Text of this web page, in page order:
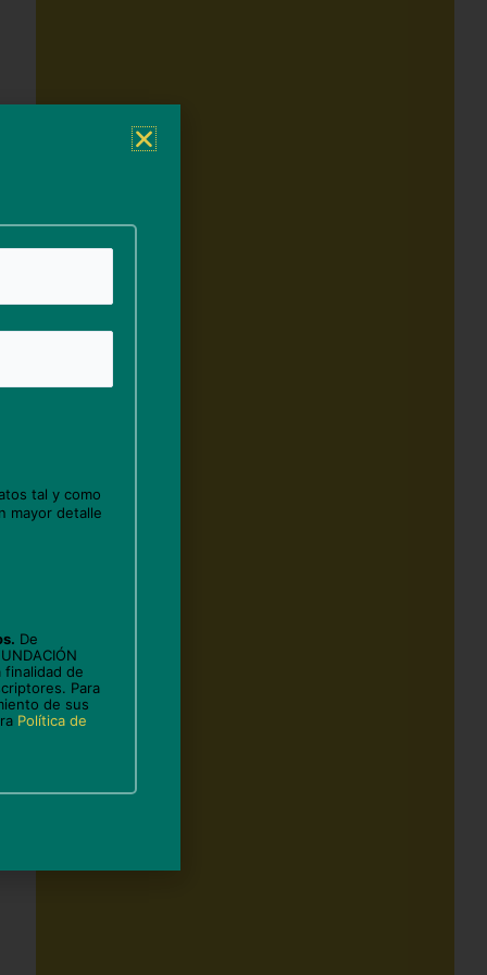
tal y como
mayor detalle
De
finalidad de
Para
de sus
Política de